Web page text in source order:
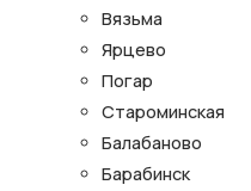
Вязьма
Ярцево
Погар
Староминская
Балабаново
Барабинск